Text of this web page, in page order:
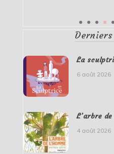
La
6 août 2026
L’arbre
4 août 2026